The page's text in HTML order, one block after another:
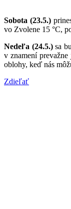
Sobota (23.5.)
vo Zvolene 15 °C,
Nedeľa (24.5.) sa
v znamení prevažne
oblohy, keď nás
Zdieľať